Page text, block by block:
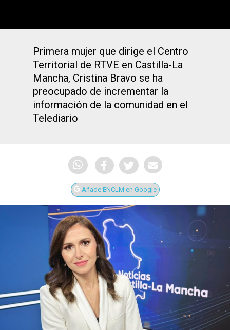
Primera mujer que dirige el Centro
Territorial de RTVE en Castilla-La
Mancha, Cristina Bravo se ha
preocupado de incrementar la
información de la comunidad en el
Telediario
Añade ENCLM en Google